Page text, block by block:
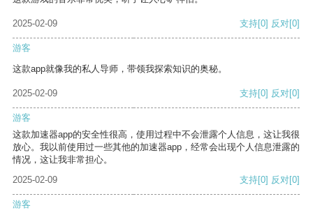
2025-02-09 支持[0] 反对[0]
游客
这款app就像我的私人导师，带领我探索知识的奥秘。
2025-02-09 支持[0] 反对[0]
游客
这款加速器app的安全性很高，使用过程中不会泄露个人信息，这让我很
放心。我以前使用过一些其他的加速器app，经常会出现个人信息泄露的
情况，这让我非常担心。
2025-02-09
支持[0] 反对[0]
游客